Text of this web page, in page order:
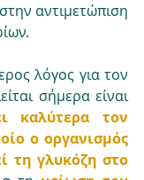
αντιμετώπιση
λόγος για τον
οποίο χρησιμοποιείται σήμερα είναι
καλύτερα τον
ο οργανισμός
τη γλυκόζη στο